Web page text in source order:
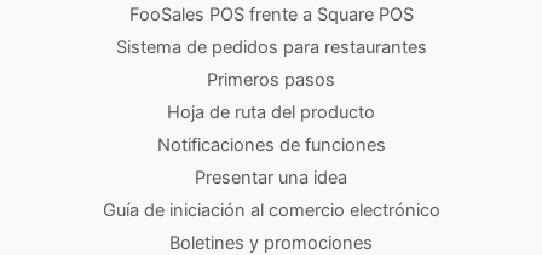
FooSales POS frente a Square POS
Sistema de pedidos para restaurantes
Primeros pasos
Hoja de ruta del producto
Notificaciones de funciones
Presentar una idea
Guía de iniciación al comercio electrónico
Boletines y promociones